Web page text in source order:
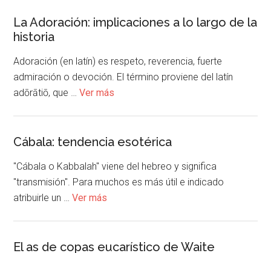
La Adoración: implicaciones a lo largo de la
historia
Adoración (en latín) es respeto, reverencia, fuerte
admiración o devoción. El término proviene del latín
adōrātiō, que …Ver más
Cábala: tendencia esotérica
"Cábala o Kabbalah" viene del hebreo y significa
"transmisión". Para muchos es más útil e indicado
atribuirle un …Ver más
El as de copas eucarístico de Waite